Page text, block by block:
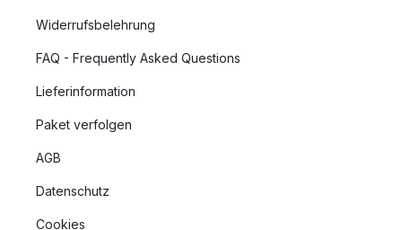
Widerrufsbelehrung
FAQ - Frequently Asked Questions
Lieferinformation
Paket verfolgen
AGB
Datenschutz
Cookies